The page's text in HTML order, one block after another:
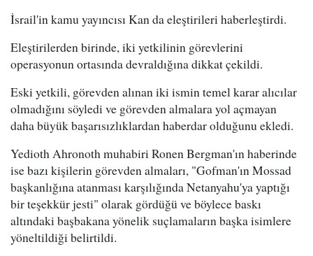
İsrail'in kamu yayıncısı Kan da eleştirileri haberleştirdi.
Eleştirilerden birinde, iki yetkilinin görevlerini
operasyonun ortasında devraldığına dikkat çekildi.
Eski yetkili, görevden alınan iki ismin temel karar alıcılar
olmadığını söyledi ve görevden almalara yol açmayan
daha büyük başarısızlıklardan haberdar olduğunu ekledi.
Yedioth Ahronoth muhabiri Ronen Bergman'ın haberinde
ise bazı kişilerin görevden almaları, "Gofman'ın Mossad
başkanlığına atanması karşılığında Netanyahu'ya yaptığı
bir teşekkür jesti" olarak gördüğü ve böylece baskı
altındaki başbakana yönelik suçlamaların başka isimlere
yöneltildiği belirtildi.